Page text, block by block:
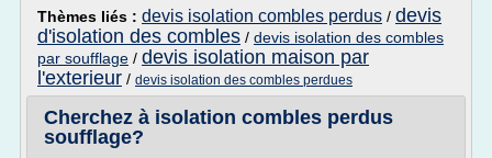
Thèmes liés : devis isolation combles perdus / devis
d'isolation des combles / devis isolation des combles
par soufflage / devis isolation maison par
l'exterieur / devis isolation des combles perdues
Cherchez à isolation combles perdus
soufflage?